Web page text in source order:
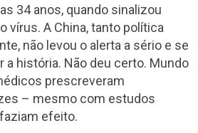
34 anos, quando sinalizou
vírus. A China, tanto política
não levou o alerta a sério e se
a história. Não deu certo. Mundo
prescreveram
– mesmo com estudos
efeito.